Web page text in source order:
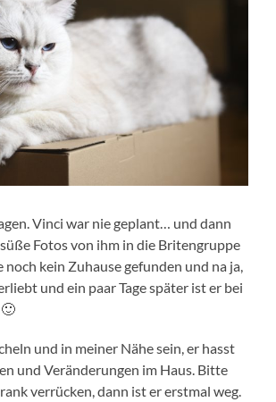
Vinci war nie geplant… und dann
Fotos von ihm in die Britengruppe
kein Zuhause gefunden und na ja,
und ein paar Tage später ist er bei
und in meiner Nähe sein, er hasst
und Veränderungen im Haus. Bitte
verrücken, dann ist er erstmal weg.